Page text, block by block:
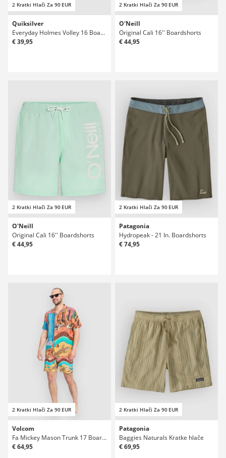
2 Kratki Hlači Za 90 EUR
Quiksilver
Everyday Holmes Volley 16 Boardshorts
€ 39,95
2 Kratki Hlači Za 90 EUR
O'Neill
Original Cali 16'' Boardshorts
€ 44,95
2 Kratki Hlači Za 90 EUR
O'Neill
Original Cali 16'' Boardshorts
€ 44,95
2 Kratki Hlači Za 90 EUR
Patagonia
Hydropeak - 21 In. Boardshorts
€ 74,95
2 Kratki Hlači Za 90 EUR
Volcom
Fa Mickey Mason Trunk 17 Boardshorts
€ 64,95
2 Kratki Hlači Za 90 EUR
Patagonia
Baggies Naturals Kratke hlače
€ 69,95